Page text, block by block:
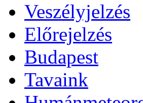
Veszélyjelzés
Előrejelzés
Budapest
Tavaink